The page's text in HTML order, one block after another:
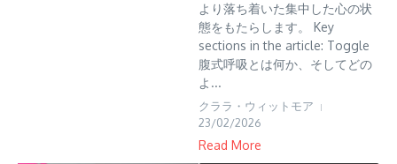
より落ち着いた集中した心の状
態をもたらします。 Key
sections in the article: Toggle
腹式呼吸とは何か、そしてどの
よ...
クララ・ウィットモア
23/02/2026
Read More